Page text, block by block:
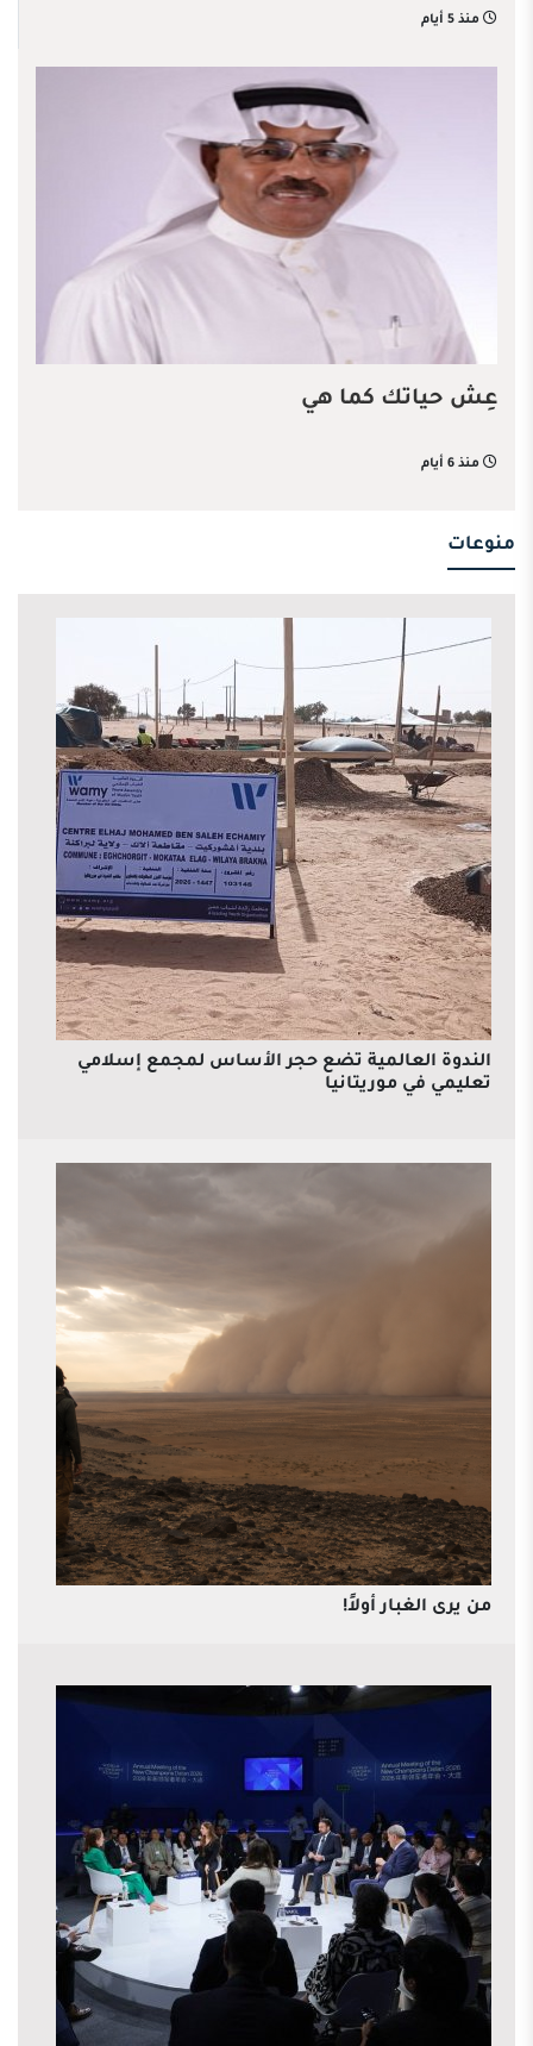
منذ 5 أيام
عِش حياتك كما هي
منذ 6 أيام
منوعات
الندوة العالمية تضع حجر الأساس لمجمع إسلامي
تعليمي في موريتانيا
من يرى الغبار أولاً!